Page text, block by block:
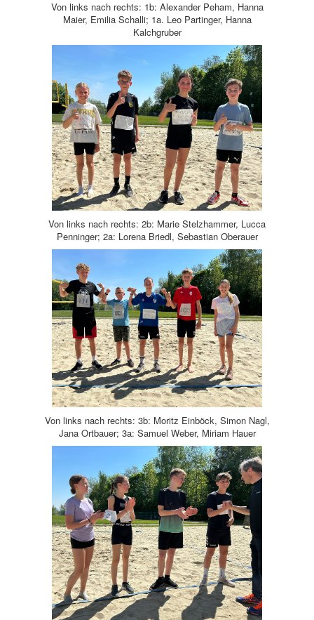
Von links nach rechts: 1b: Alexander Peham, Hanna
Maier, Emilia Schalli; 1a. Leo Partinger, Hanna
Kalchgruber
Von links nach rechts: 2b: Marie Stelzhammer, Lucca
Penninger; 2a: Lorena Briedl, Sebastian Oberauer
Von links nach rechts: 3b: Moritz Einböck, Simon Nagl,
Jana Ortbauer; 3a: Samuel Weber, Miriam Hauer